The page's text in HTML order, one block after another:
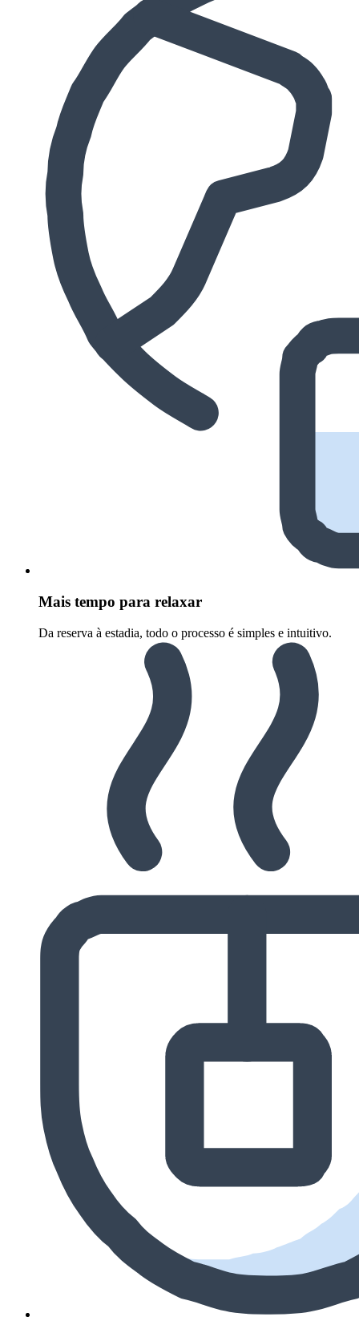
Mais tempo para relaxar
Da reserva à estadia, todo o processo é simples e intuitivo.